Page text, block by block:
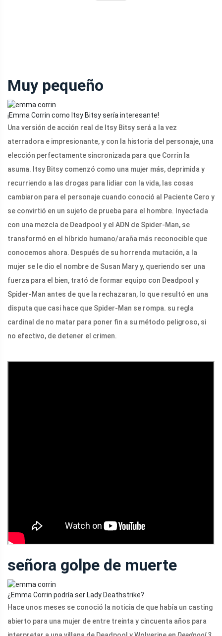
Muy pequeño
¡Emma Corrin como Itsy Bitsy sería interesante!
Una versión de acción real de Itsy Bitsy será a la vez
aterradora e impresionante, y con la historia del personaje, una
elección perfectamente sincronizada para que Corrin la
asuma. Itsy Bitsy comenzó como una mujer más, deprimida y
recurriendo a las drogas para lidiar con la vida, las cosas
cambiaron para el personaje cuando conoció al Paciente Cero y
se convirtió en un sujeto de prueba para el hombre. Inyectada
con una mezcla de Deadpool y el ADN de Spider-Man, se
transformó en el híbrido humano/araña más reconocible que
conocemos ahora. Después de su horrenda mutación, a la
mujer se le dio el nombre de Susan Mary y, queriendo ser una
fuerza para el bien, trató de formar equipo con Deadpool y
Spider-Man antes de que la rechazaran, lo que resultó en una
disputa que casi hace que Spider-Man se rompa. su regla
cardinal de no matar para poner fin a su método peligroso, si
no efectivo, de detener el crimen.
señora golpe de muerte
¿Emma Corrin podría ser Lady Deathstrike?
Hace unos meses se conoció la noticia de que había un casting
abierto para una mujer de entre treinta y cincuenta años para